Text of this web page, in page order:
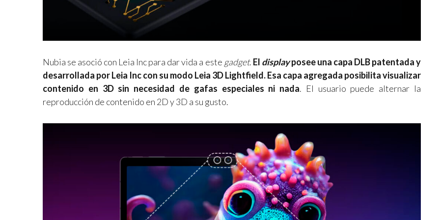
Nubia se asoció con Leia Inc para dar vida a este gadget. El displayposee una capa DLB patentada y
desarrollada por Leia Inc con su modo Leia 3D Lightfield. Esa capa agregada posibilita visualizar
contenido en 3D sin necesidad de gafas especiales ni nada. El usuario puede alternar la
reproducción de contenido en 2D y 3D a su gusto.